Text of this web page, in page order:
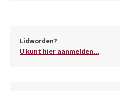
Lidworden?
U kunt hier aanmelden...